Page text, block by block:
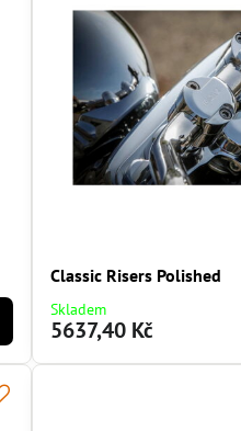
Classic Risers Polished
Skladem
5637,40 Kč